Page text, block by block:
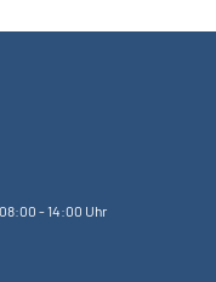
- 14:00 Uhr